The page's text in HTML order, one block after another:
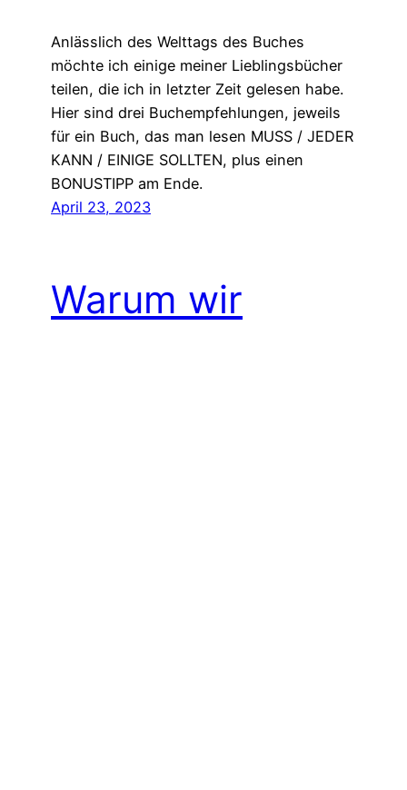
Anlässlich des Welttags des Buches
möchte ich einige meiner Lieblingsbücher
teilen, die ich in letzter Zeit gelesen habe.
Hier sind drei Buchempfehlungen, jeweils
für ein Buch, das man lesen MUSS / JEDER
KANN / EINIGE SOLLTEN, plus einen
BONUSTIPP am Ende.
April 23, 2023
Warum wir